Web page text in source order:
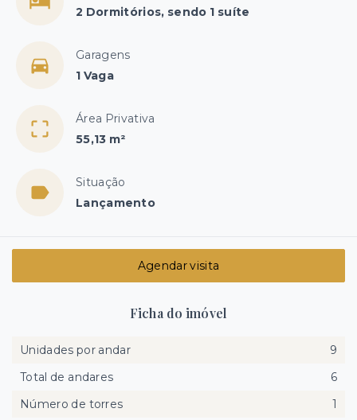
2 Dormitórios, sendo 1 suíte
Garagens
1 Vaga
Área Privativa
55,13 m²
Situação
Lançamento
Agendar visita
Ficha do imóvel
Unidades por andar
9
Total de andares
6
Número de torres
1